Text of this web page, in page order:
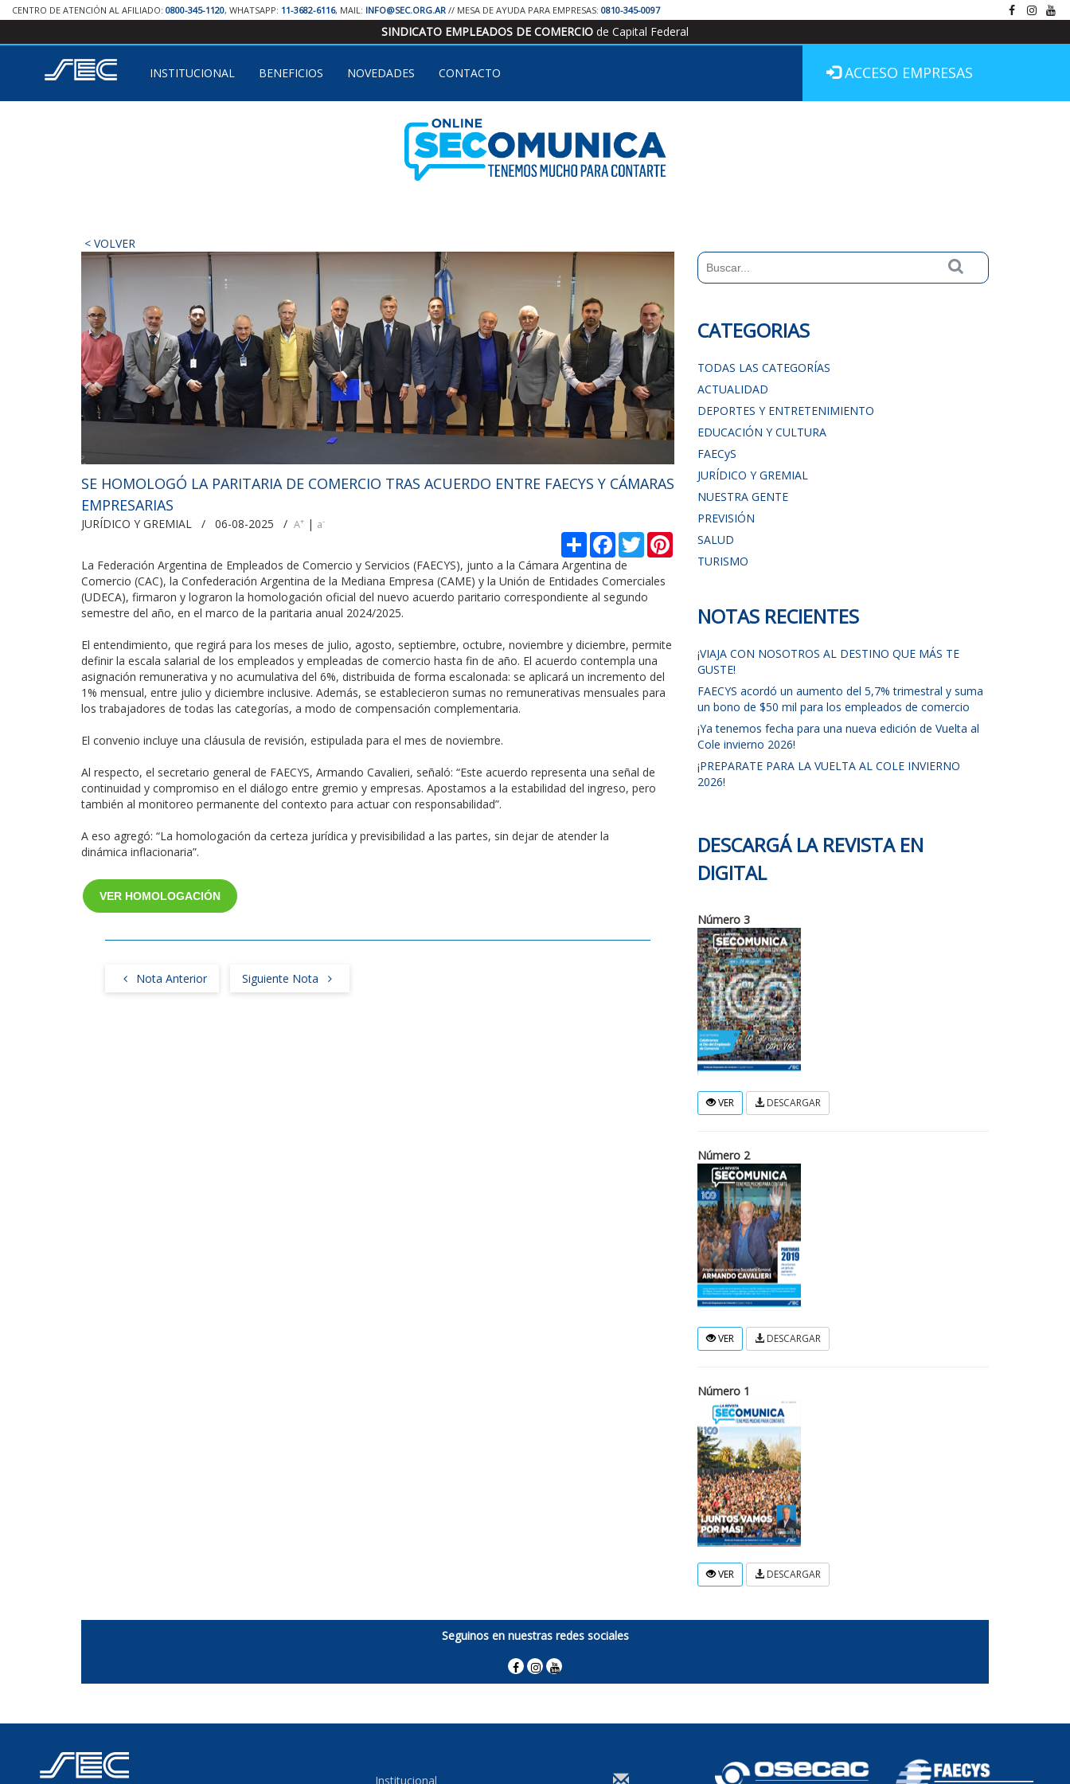
CENTRO DE ATENCIÓN AL AFILIADO: 0800-345-1120, WHATSAPP: 11-3682-6116, MAIL: INFO@SEC.ORG.AR // MESA DE AYUDA PARA EMPRESAS: 0810-345-0097
SINDICATO EMPLEADOS DE COMERCIO de Capital Federal
INSTITUCIONAL BENEFICIOS NOVEDADES CONTACTO ACCESO EMPRESAS
< VOLVER
SE HOMOLOGÓ LA PARITARIA DE COMERCIO TRAS ACUERDO ENTRE FAECYS Y CÁMARAS
EMPRESARIAS
JURÍDICO Y GREMIAL / 06-08-2025 / A+ | a-
С
о
д
е
л
F
c
e
b
o
T
w
t
t
e
P
La Federación Argentina de Empleados de Comercio y Servicios (FAECYS), junto a la Cámara Argentina de
Comercio (CAC), la Confederación Argentina de la Mediana Empresa (CAME) y la Unión de Entidades Comerciales
(UDECA), firmaron y lograron la homologación oficial del nuevo acuerdo paritario correspondiente al segundo
semestre del año, en el marco de la paritaria anual 2024/2025.
El entendimiento, que regirá para los meses de julio, agosto, septiembre, octubre, noviembre y diciembre, permite
definir la escala salarial de los empleados y empleadas de comercio hasta fin de año. El acuerdo contempla una
asignación remunerativa y no acumulativa del 6%, distribuida de forma escalonada: se aplicará un incremento del
1% mensual, entre julio y diciembre inclusive. Además, se establecieron sumas no remunerativas mensuales para
los trabajadores de todas las categorías, a modo de compensación complementaria.
El convenio incluye una cláusula de revisión, estipulada para el mes de noviembre.
Al respecto, el secretario general de FAECYS, Armando Cavalieri, señaló: “Este acuerdo representa una señal de
continuidad y compromiso en el diálogo entre gremio y empresas. Apostamos a la estabilidad del ingreso, pero
también al monitoreo permanente del contexto para actuar con responsabilidad”.
A eso agregó: “La homologación da certeza jurídica y previsibilidad a las partes, sin dejar de atender la
dinámica inflacionaria”.
VER HOMOLOGACIÓN
Nota Anterior Siguiente Nota
CATEGORIAS
TODAS LAS CATEGORÍAS
ACTUALIDAD
DEPORTES Y ENTRETENIMIENTO
EDUCACIÓN Y CULTURA
FAECyS
JURÍDICO Y GREMIAL
NUESTRA GENTE
PREVISIÓN
SALUD
TURISMO
NOTAS RECIENTES
¡VIAJA CON NOSOTROS AL DESTINO QUE MÁS TE
GUSTE!
FAECYS acordó un aumento del 5,7% trimestral y suma
un bono de $50 mil para los empleados de comercio
¡Ya tenemos fecha para una nueva edición de Vuelta al
Cole invierno 2026!
¡PREPARATE PARA LA VUELTA AL COLE INVIERNO
2026!
DESCARGÁ LA REVISTA EN
DIGITAL
Número 3
VER DESCARGAR
Número 2
VER DESCARGAR
Número 1
VER DESCARGAR
Seguinos en nuestras redes sociales
Institucional